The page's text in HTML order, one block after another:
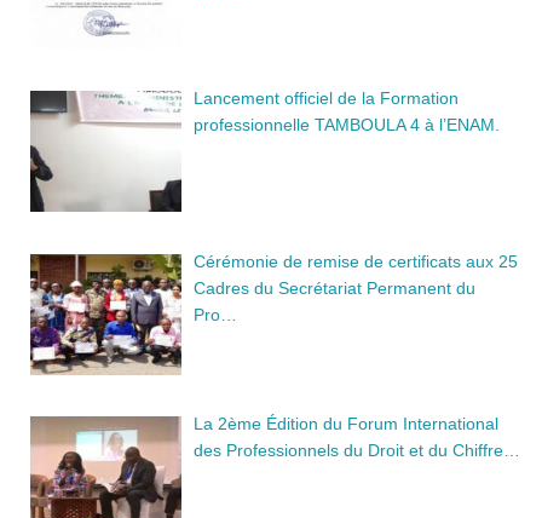
Lancement officiel de la Formation
professionnelle TAMBOULA 4 à l’ENAM.
Cérémonie de remise de certificats aux 25
Cadres du Secrétariat Permanent du
Pro…
La 2ème Édition du Forum International
des Professionnels du Droit et du Chiffre…